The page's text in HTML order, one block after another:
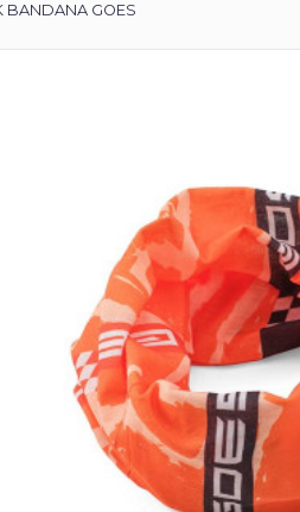
BANDANA GOES